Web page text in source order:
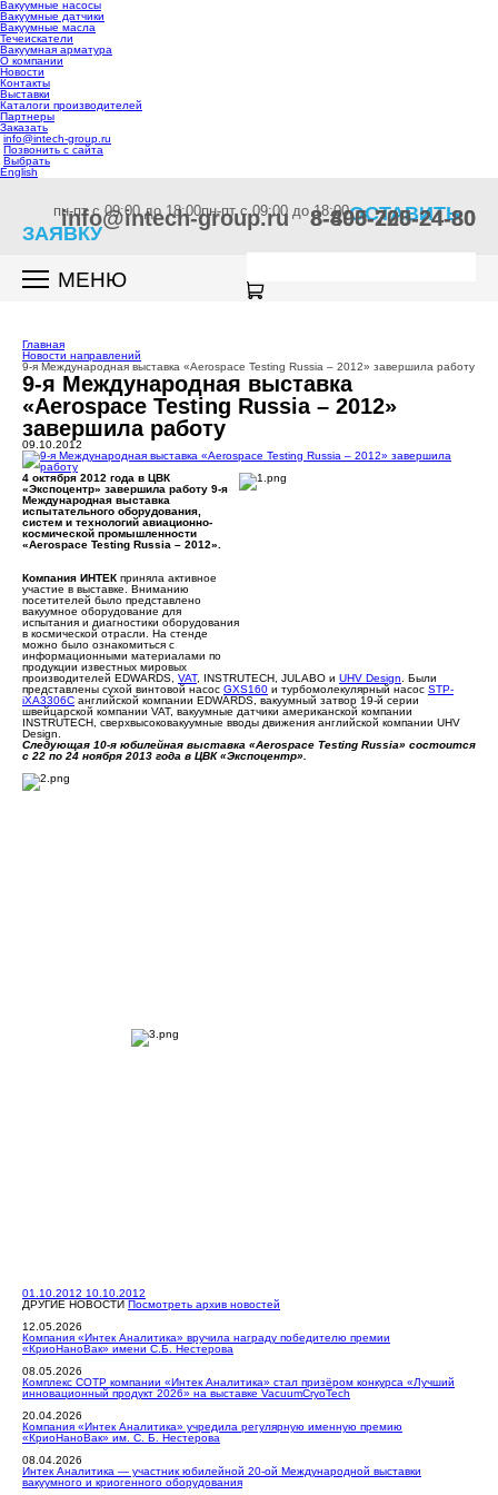
Вакуумные насосы
Вакуумные датчики
Вакуумные масла
Течеискатели
Вакуумная арматура
О компании
Новости
Контакты
Выставки
Каталоги производителей
Партнеры
Заказать
info@intech-group.ru
Позвонить с сайта
Выбрать
English
8-800-200-24-80
пн-пт c 09:00 до 18:00 8-495-725-24-80
пн-пт c 09:00 до 18:00
info@intech-group.ru
ОСТАВИТЬ
ЗАЯВКУ
МЕНЮ
Главная
Новости направлений
9-я Международная выставка «Aerospace Testing Russia – 2012» завершила работу
9-я Международная выставка
«Aerospace Testing Russia – 2012»
завершила работу
09.10.2012
4 октября 2012 года в ЦВК
«Экспоцентр» завершила работу 9-я
Международная выставка
испытательного оборудования,
систем и технологий авиационно-
космической промышленности
«Aerospace Testing Russia – 2012».
Компания ИНТЕК приняла активное
участие в выставке. Вниманию
посетителей было представлено
вакуумное оборудование для
испытания и диагностики оборудования
в космической отрасли. На стенде
можно было ознакомиться с
информационными материалами по
продукции известных мировых
производителей EDWARDS, VAT, INSTRUTECH, JULABO и UHV Design. Были
представлены сухой винтовой насос GXS160 и турбомолекулярный насос STP-
iXA3306C английской компании EDWARDS, вакуумный затвор 19-й серии
швейцарской компании VAT, вакуумные датчики американской компании
INSTRUTECH, сверхвысоковакуумные вводы движения английской компании UHV
Design.
Следующая 10-я юбилейная выставка «Aerospace Testing Russia» состоится
с 22 по 24 ноября 2013 года в ЦВК «Экспоцентр».
01.10.2012 10.10.2012
ДРУГИЕ НОВОСТИ Посмотреть архив новостей
12.05.2026
Компания «Интек Аналитика» вручила награду победителю премии
«КриоНаноВак» имени С.Б. Нестерова
08.05.2026
Комплекс СОТР компании «Интек Аналитика» стал призёром конкурса «Лучший
инновационный продукт 2026» на выставке VacuumCryoTech
20.04.2026
Компания «Интек Аналитика» учредила регулярную именную премию
«КриоНаноВак» им. С. Б. Нестерова
08.04.2026
Интек Аналитика — участник юбилейной 20-ой Международной выставки
вакуумного и криогенного оборудования